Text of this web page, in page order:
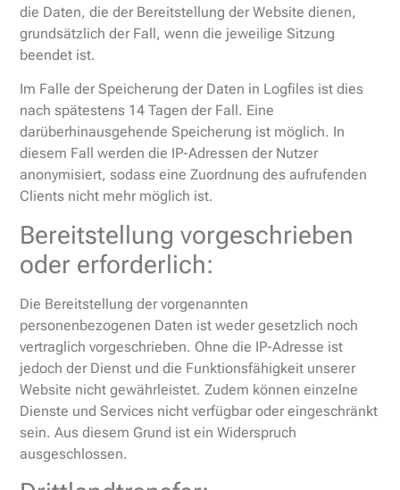
die Daten, die der Bereitstellung der Website dienen,
grundsätzlich der Fall, wenn die jeweilige Sitzung
beendet ist.
Im Falle der Speicherung der Daten in Logfiles ist dies
nach spätestens 14 Tagen der Fall. Eine
darüberhinausgehende Speicherung ist möglich. In
diesem Fall werden die IP-Adressen der Nutzer
anonymisiert, sodass eine Zuordnung des aufrufenden
Clients nicht mehr möglich ist.
Bereitstellung vorgeschrieben
oder erforderlich:
Die Bereitstellung der vorgenannten
personenbezogenen Daten ist weder gesetzlich noch
vertraglich vorgeschrieben. Ohne die IP-Adresse ist
jedoch der Dienst und die Funktionsfähigkeit unserer
Website nicht gewährleistet. Zudem können einzelne
Dienste und Services nicht verfügbar oder eingeschränkt
sein. Aus diesem Grund ist ein Widerspruch
ausgeschlossen.